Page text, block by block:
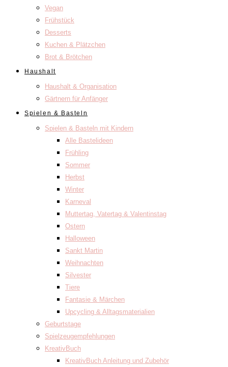
Vegan
Frühstück
Desserts
Kuchen & Plätzchen
Brot & Brötchen
Haushalt
Haushalt & Organisation
Gärtnern für Anfänger
Spielen & Basteln
Spielen & Basteln mit Kindern
Alle Bastelideen
Frühling
Sommer
Herbst
Winter
Karneval
Muttertag, Vatertag & Valentinstag
Ostern
Halloween
Sankt Martin
Weihnachten
Silvester
Tiere
Fantasie & Märchen
Upcycling & Alltagsmaterialien
Geburtstage
Spielzeugempfehlungen
KreativBuch
KreativBuch Anleitung und Zubehör